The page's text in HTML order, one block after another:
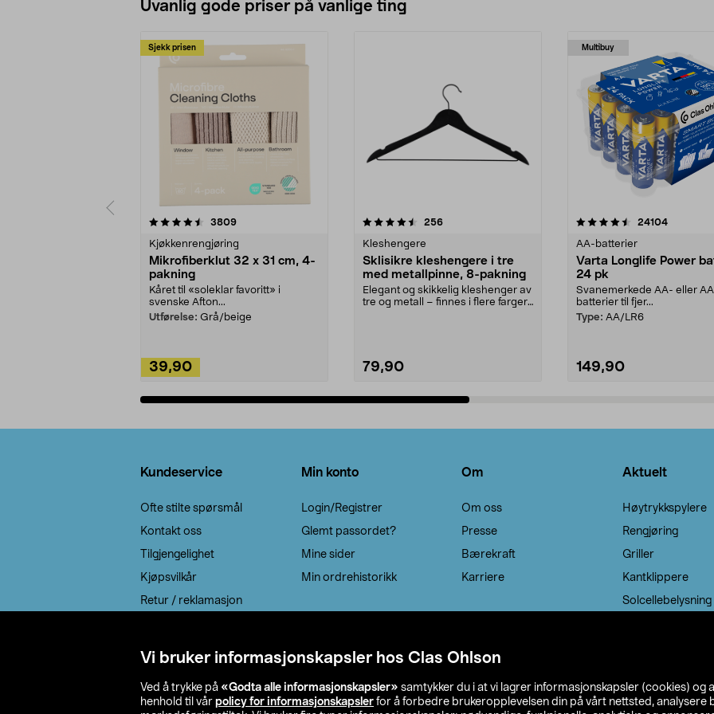
Vi bruker informasjonskapsler hos Clas Ohlson
Ved å trykke på «Godta alle informasjonskapsler» samtykker du i at vi lagrer informasjonskapsler (cookies) og
henhold til vår policy for informasjonskapsler for å forbedre brukeropplevelsen din på vårt nettsted, analysere
Uvanlig gode priser på vanlige ting
Sjekk prisen
3809anmeldelser
Kjøkkenrengjøring
Mikrofiberklut 32 x 31 cm, 4-
pakning
Kåret til «soleklar favoritt» i
svenske Afton...
Utførelse: Grå/beige
39,90
4.5av 5 stjerner 256anmeldelser
Kleshengere
Sklisikre kleshengere i tre
med metallpinne, 8-pakning
Elegant og skikkelig kleshenger av
tre og metall – finnes i flere farger.
79,90
Multibuy
4.5av 5 stjerner 24104
AA-batterier
Varta Longlife Power
24 pk
Svanemerkede AA- eller
batterier til fjer...
Type: AA/LR6
149,90
4.5av 5 stjerner
Kundeservice
Ofte stilte spørsmål
Kontakt oss
Tilgjengelighet
Kjøpsvilkår
Retur / reklamasjon
Min konto
Login/Registrer
Glemt passordet?
Mine sider
Min ordrehistorikk
Om
Om oss
Presse
Bærekraft
Karriere
Aktuelt
Høytrykkspylere
Rengjøring
Griller
Kantklippere
Solcellebelysning